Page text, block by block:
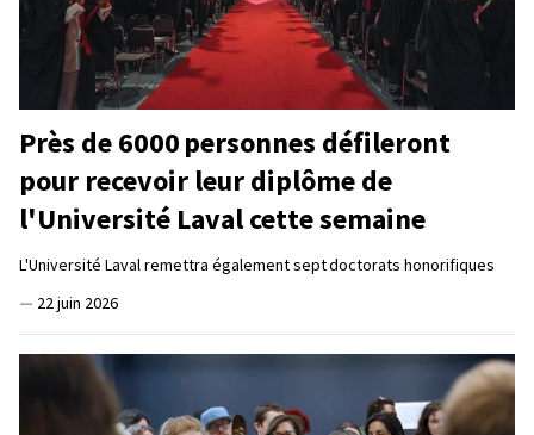
Près de 6000 personnes défileront
pour recevoir leur diplôme de
l'Université Laval cette semaine
L'Université Laval remettra également sept doctorats honorifiques
— 22 juin 2026